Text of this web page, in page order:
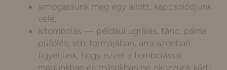
simogassunk meg egy állott, kapcsolódjunk
vele.
kitombolás — például ugrálás, tánc, párna
püfölés, stb. formájában, arra azonban
figyeljünk, hogy ezzel a tombolással
magunkban és másokban ne okozzunk kárt!